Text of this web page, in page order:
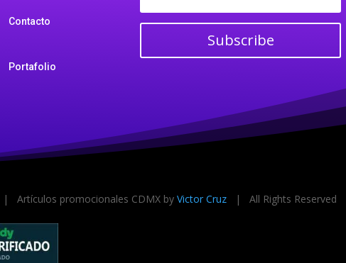
Contacto
Portafolio
Subscribe
| Artículos promocionales CDMX byVictor Cruz | All Rights